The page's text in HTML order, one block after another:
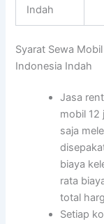
Indah
Syarat Sewa
Indonesia Indah
Jasa
mobil 12
saja
biaya
rata
total
Setiap